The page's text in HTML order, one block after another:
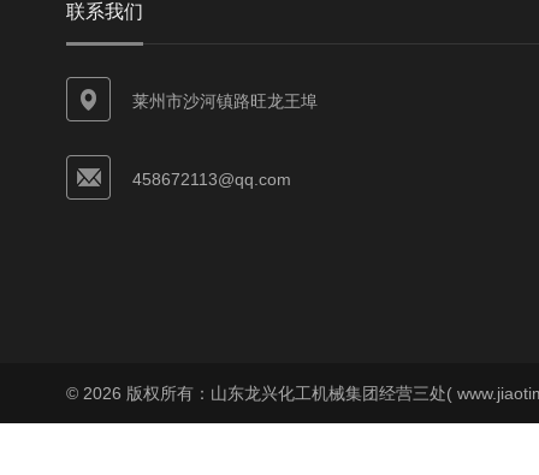
联系我们
莱州市沙河镇路旺龙王埠
458672113@qq.com
© 2026 版权所有：山东龙兴化工机械集团经营三处(